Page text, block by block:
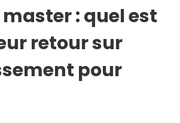
: quel est
retour sur
pour